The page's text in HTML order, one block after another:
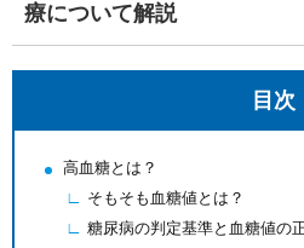
療について解説
目次
高血糖とは？
そもそも血糖値とは？
糖尿病の判定基準と血糖値の